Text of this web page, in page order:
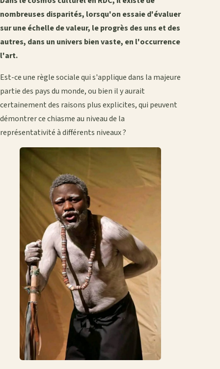
nombreuses disparités, lorsqu'on essaie d'évaluer
sur une échelle de valeur, le progrès des uns et des
autres, dans un univers bien vaste, en l'occurrence
l'art.
Est-ce une règle sociale qui s'applique dans la majeure
partie des pays du monde, ou bien il y aurait
certainement des raisons plus explicites, qui peuvent
démontrer ce chiasme au niveau de la
représentativité à différents niveaux ?